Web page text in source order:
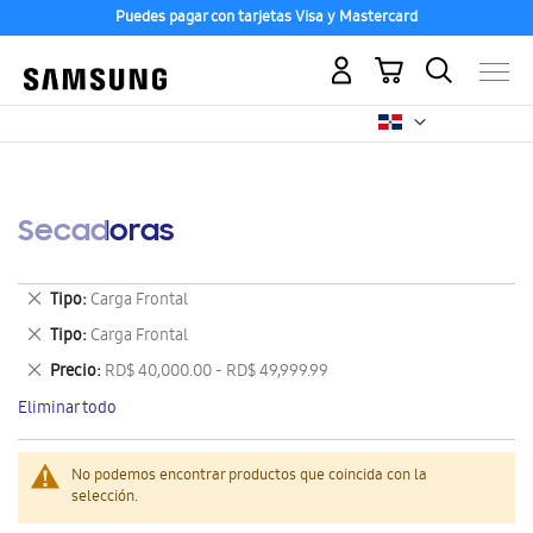
Puedes pagar con tarjetas Visa y Mastercard
Mi carrito
Secadoras
No podemos encontrar productos que coincida con la
selección.
Tipo Carga Frontal
Eliminar
este
artículo
Tipo Carga Frontal
Eliminar
este
artículo
Precio RD$ 40,000.00 - RD$ 49,999.99
Eliminar
este
artículo
Eliminar todo